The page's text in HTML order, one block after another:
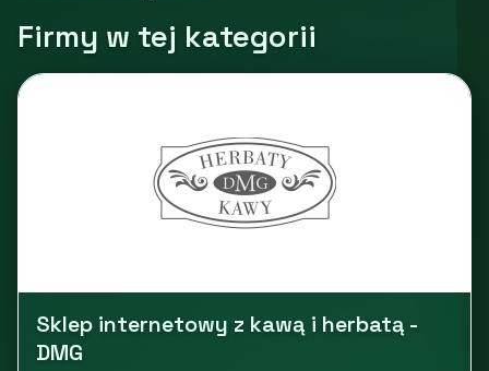
Firmy w tej kategorii
Sklep internetowy z kawą i herbatą -
DMG